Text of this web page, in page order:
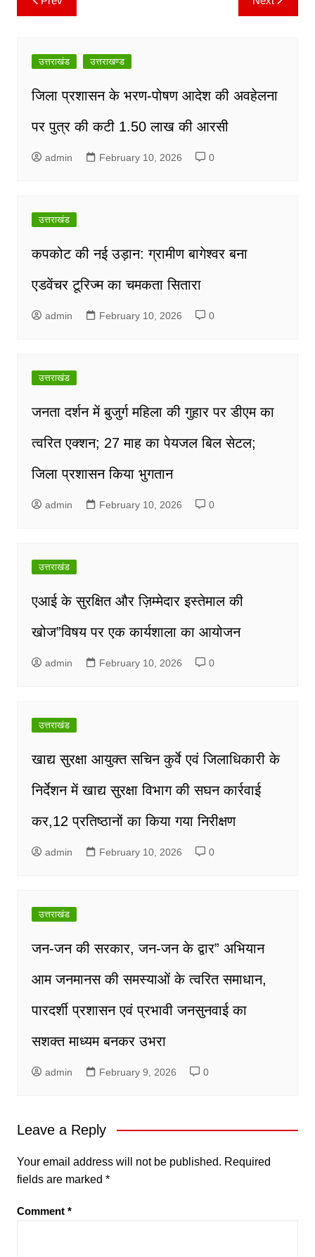
Post
navigation
उत्तराखंड उत्तराखण्ड
जिला प्रशासन के भरण-पोषण आदेश की अवहेलना
पर पुत्र की कटी 1.50 लाख की आरसी
admin February 10, 2026 0
उत्तराखंड
कपकोट की नई उड़ान: ग्रामीण बागेश्वर बना
एडवेंचर टूरिज्म का चमकता सितारा
admin February 10, 2026 0
उत्तराखंड
जनता दर्शन में बुजुर्ग महिला की गुहार पर डीएम का
त्वरित एक्शन; 27 माह का पेयजल बिल सेटल;
जिला प्रशासन किया भुगतान
admin February 10, 2026 0
उत्तराखंड
एआई के सुरक्षित और ज़िम्मेदार इस्तेमाल की
खोज”विषय पर एक कार्यशाला का आयोजन
admin February 10, 2026 0
उत्तराखंड
खाद्य सुरक्षा आयुक्त सचिन कुर्वे एवं जिलाधिकारी के
निर्देशन में खाद्य सुरक्षा विभाग की सघन कार्रवाई
कर,12 प्रतिष्ठानों का किया गया निरीक्षण
admin February 10, 2026 0
उत्तराखंड
जन-जन की सरकार, जन-जन के द्वार” अभियान
आम जनमानस की समस्याओं के त्वरित समाधान,
पारदर्शी प्रशासन एवं प्रभावी जनसुनवाई का
सशक्त माध्यम बनकर उभरा
admin February 9, 2026 0
Leave a Reply
Your email address will not be published. Required
fields are marked *
Comment *